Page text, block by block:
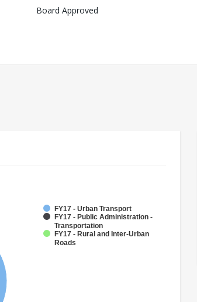
Board Approved
FY17 - Urban Transport
FY17 - Public Administration -
Transportation
FY17 - Rural and Inter-Urban
Roads